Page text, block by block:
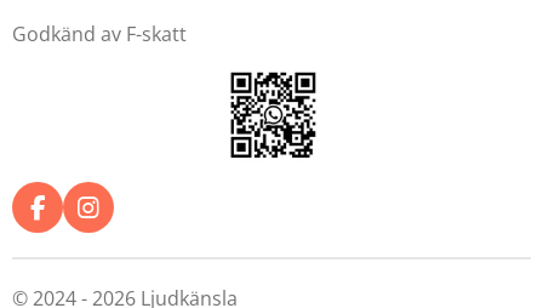
Godkänd av F-skatt
F
a
c
e
I
n
s
© 2024 - 2026 Ljudkänsla